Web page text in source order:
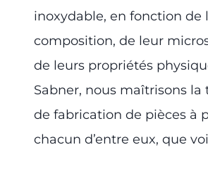
inoxydable, en fonction de
composition, de leur
de leurs propriétés
Sabner, nous maîtrisons la
de fabrication de pièces à
chacun d’entre eux, que